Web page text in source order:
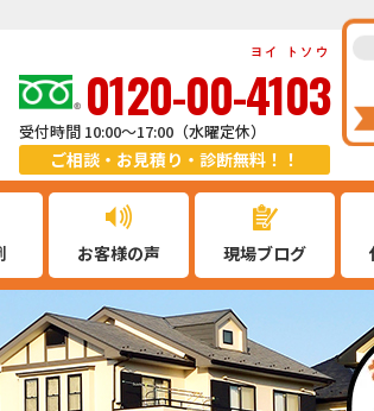
0120-00-4103
ヨイ トソウ
受付時間 10:00～17:00（水曜定休）
ご相談・お見積り・診断無料！！
お客様の声 現場ブログ